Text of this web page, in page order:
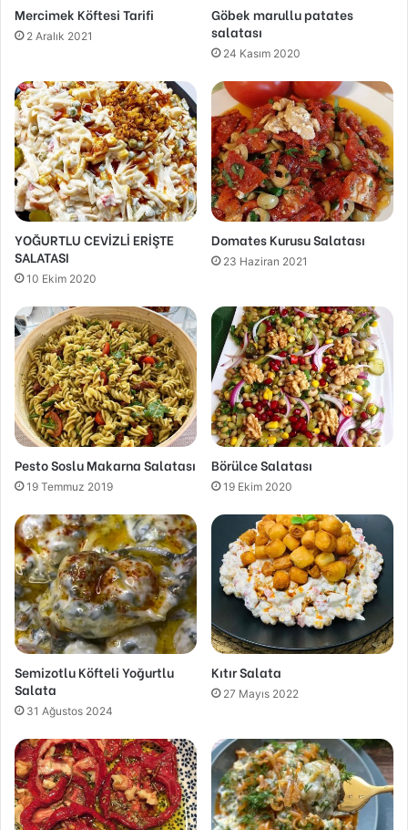
Mercimek Köftesi Tarifi
2 Aralık 2021
Göbek marullu patates
salatası
24 Kasım 2020
YOĞURTLU CEVİZLİ ERİŞTE
SALATASI
10 Ekim 2020
Domates Kurusu Salatası
23 Haziran 2021
Pesto Soslu Makarna Salatası
19 Temmuz 2019
Börülce Salatası
19 Ekim 2020
Semizotlu Köfteli Yoğurtlu
Salata
31 Ağustos 2024
Kıtır Salata
27 Mayıs 2022